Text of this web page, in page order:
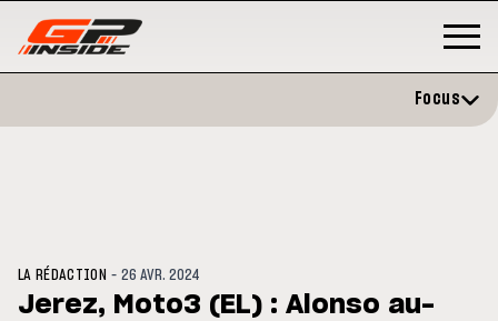
Focus
LA RÉDACTION -26 AVR. 2024
Jerez, Moto3 (EL) : Alonso au-